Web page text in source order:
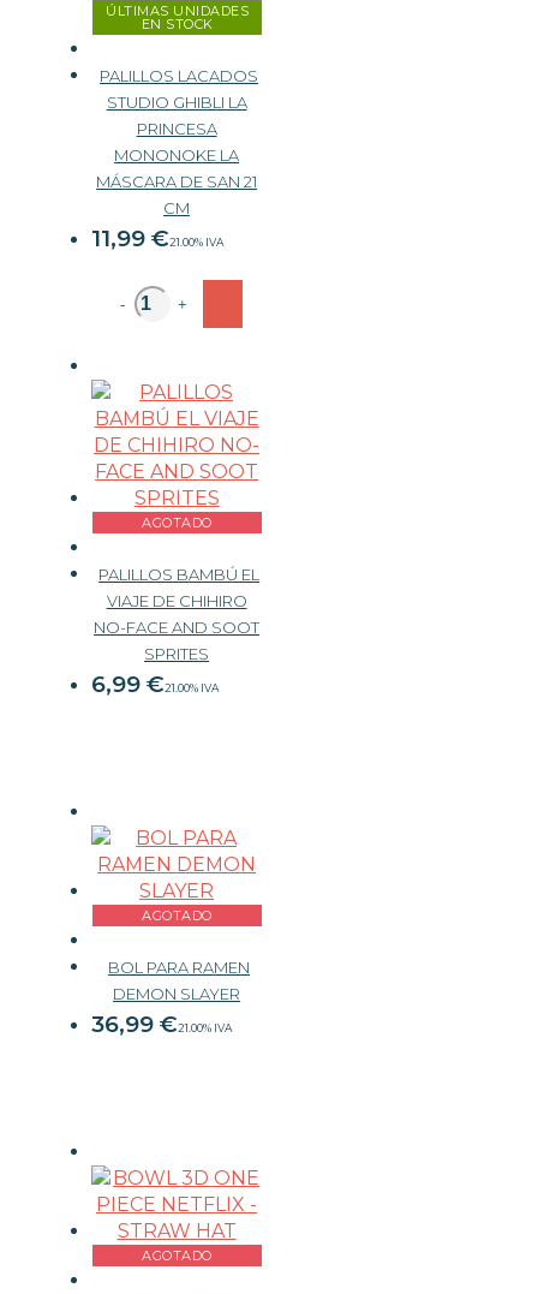
ÚLTIMAS UNIDADES
EN STOCK
PALILLOS LACADOS
STUDIO GHIBLI LA
PRINCESA
MONONOKE LA
MÁSCARA DE SAN 21
CM
11,99 €21.00% IVA
- +
AGOTADO
PALILLOS BAMBÚ EL
VIAJE DE CHIHIRO
NO-FACE AND SOOT
SPRITES
6,99 €21.00% IVA
AGOTADO
BOL PARA RAMEN
DEMON SLAYER
36,99 €21.00% IVA
AGOTADO